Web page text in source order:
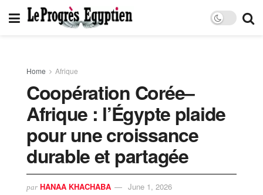
Home Afrique
Coopération Corée–
Afrique : l’Égypte plaide
pour une croissance
durable et partagée
par HANAA KHACHABA June 1, 2026